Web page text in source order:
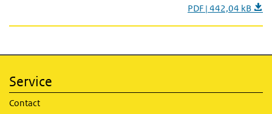
PDF | 442,04 kB
Service
Contact